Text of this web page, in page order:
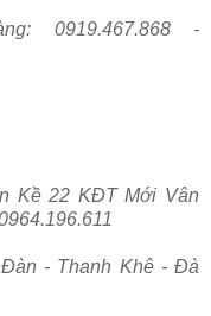
0919.467.868 -
Kề 22 KĐT Mới Vân
- Thanh Khê - Đà